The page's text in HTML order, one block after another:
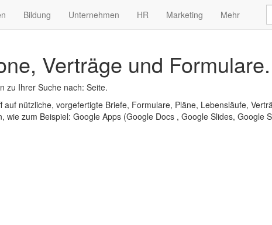
Bildung Unternehmen HR Marketing Mehr
Verträge und Formulare.
zu Ihrer Suche nach: Seite.
nützliche, vorgefertigte Briefe, Formulare, Pläne, Lebensläufe,
zum Beispiel: Google Apps (Google Docs , Google Slides, Google